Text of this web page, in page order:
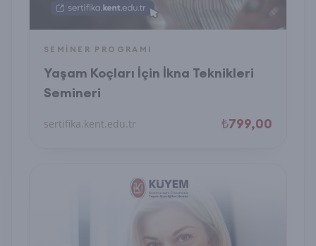
SEMINER PROGRAMI
Yaşam Koçları İçin İkna Teknikleri
Semineri
sertifika.kent.edu.tr ₺799,00